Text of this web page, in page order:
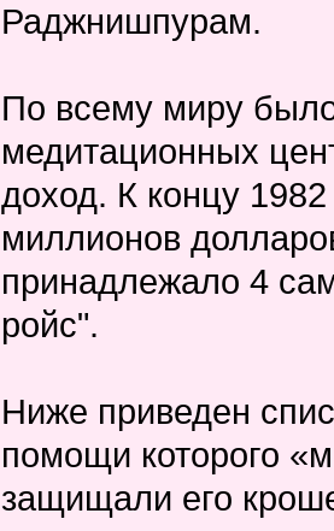
Раджнишпурам.
По всему миру
медитационных
доход. К концу 1982
миллионов
принадлежало 4
ройс".
Ниже приведен
помощи которого
защищали его